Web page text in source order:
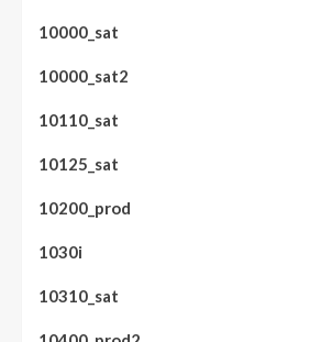
10000_sat
10000_sat2
10110_sat
10125_sat
10200_prod
1030i
10310_sat